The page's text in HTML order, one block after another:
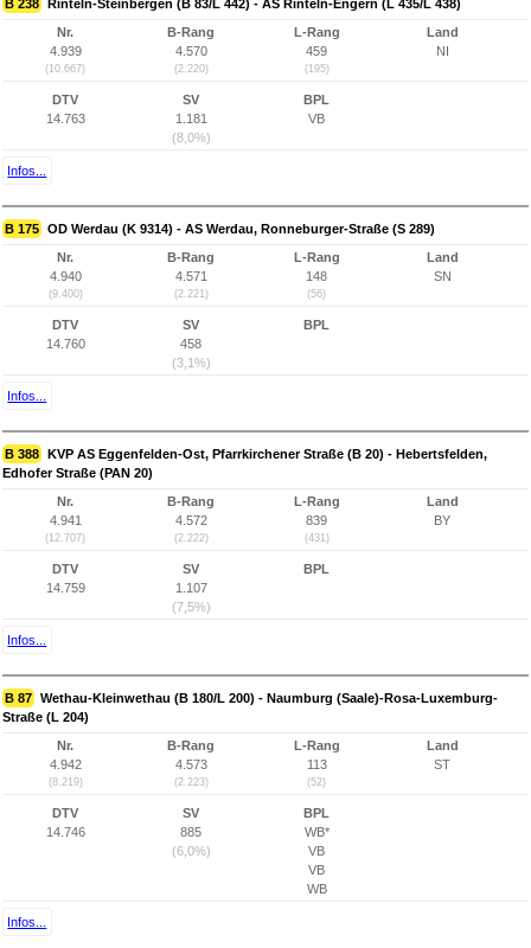
B 238 Rinteln-Steinbergen (B 83/L 442) - AS Rinteln-Engern (L 435/L 438)
Nr.
4.939
(10.667)
B-Rang
4.570
(2.220)
L-Rang
459
(195)
Land
NI
DTV
14.763
SV
1.181
(8,0%)
BPL
VB
Infos...
B 175 OD Werdau (K 9314) - AS Werdau, Ronneburger-Straße (S 289)
Nr.
4.940
(9.400)
B-Rang
4.571
(2.221)
L-Rang
148
(56)
Land
SN
DTV
14.760
SV
458
(3,1%)
BPL
Infos...
B 388 KVP AS Eggenfelden-Ost, Pfarrkirchener Straße (B 20) - Hebertsfelden,
Edhofer Straße (PAN 20)
Nr.
4.941
(12.707)
B-Rang
4.572
(2.222)
L-Rang
839
(431)
Land
BY
DTV
14.759
SV
1.107
(7,5%)
BPL
Infos...
B 87 Wethau-Kleinwethau (B 180/L 200) - Naumburg (Saale)-Rosa-Luxemburg-
Straße (L 204)
Nr.
4.942
(8.219)
B-Rang
4.573
(2.223)
L-Rang
113
(52)
Land
ST
DTV
14.746
SV
885
(6,0%)
BPL
WB*
VB
VB
WB
Infos...